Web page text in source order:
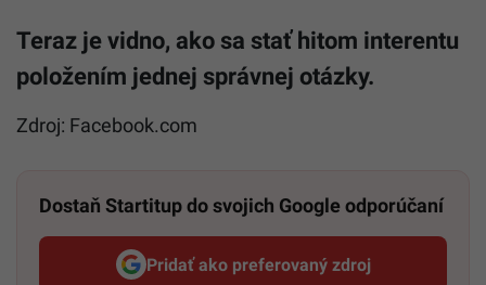
Teraz je vidno, ako sa stať hitom interentu
položením jednej správnej otázky.
Zdroj: Facebook.com
Dostaň Startitup do svojich Google odporúčaní
Pridať ako preferovaný zdroj
Startitup, odkaz sa otvorí v